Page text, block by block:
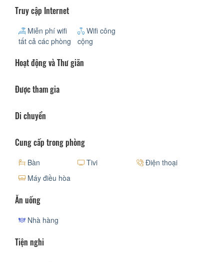
Truy cập Internet
Miễn phí wifi
tất cả các phòng
Wifi công
cộng
Hoạt động và Thư giãn
Được tham gia
Di chuyển
Cung cấp trong phòng
Bàn Tivi
Điện thoại
Máy điều hòa
Ăn uống
Nhà hàng
Tiện nghi